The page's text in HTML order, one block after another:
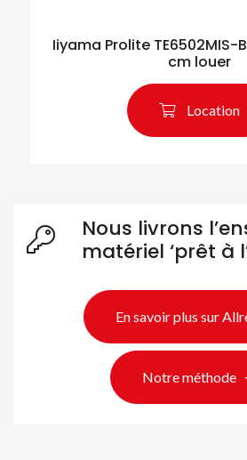
Iiyama Prolite TE6502MIS-
cm louer
Location
Nous livrons
matériel ‘prêt à
En savoir plus sur
Notre méthode